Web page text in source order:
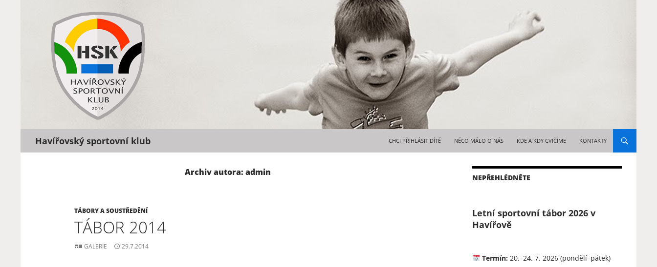
Havířovský sportovní klub CHCI PŘIHLÁSIT DÍTĚ NĚCO MÁLO O NÁS KDE A KDY CVIČÍME KONTAKTY
Archiv autora: admin
TÁBORY A SOUSTŘEDĚNÍ
TÁBOR 2014
GALERIE 29.7.2014
NEPŘEHLÉDNĚTE
Letní sportovní tábor 2026 v
Havířově
Termín:20.–24. 7. 2026 (pondělí–pátek)